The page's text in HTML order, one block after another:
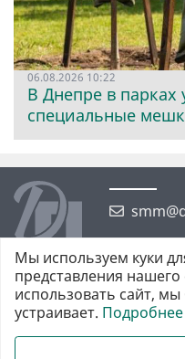
06.08.2026 10:22
В Днепре в парках
специальные
©2026 https://dnpr.com.ua
Всі права захищені. При
матеріалів обов'язкове
Мы используем куки
представления
использовать сайт, мы
устраивает. Подробнее